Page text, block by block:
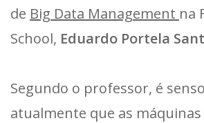
de Big Data Management na
School, Eduardo Portela
Segundo o professor, é
atualmente que as